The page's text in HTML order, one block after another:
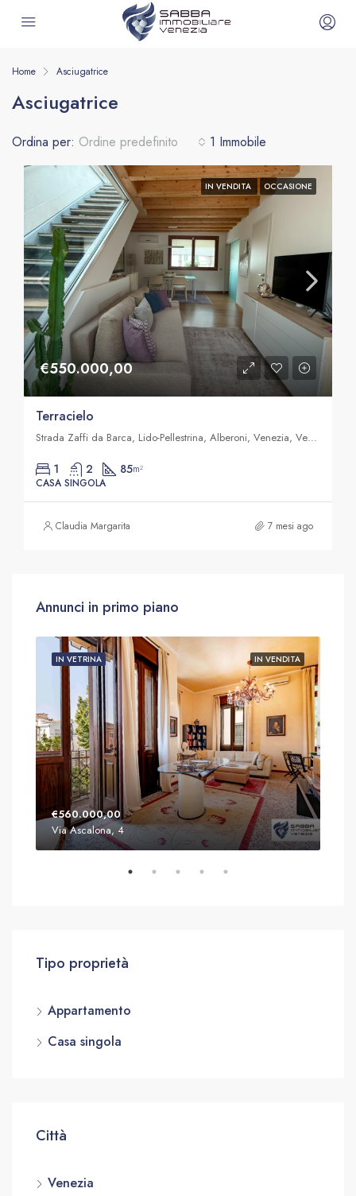
Home Asciugatrice
Asciugatrice
1 Immobile
Ordina per: Ordine predefinito
IN VENDITA OCCASIONE
€550.000,00
Terracielo
Strada Zaffi da Barca, Lido-Pellestrina, Alberoni, Venezia, Veneto, Italia
1 2 85m²
CASA SINGOLA
Claudia Margarita 7 mesi ago
Annunci in primo piano
IN VENDITA
IN VETRINA
€560.000,00
Via Ascalona, 4
Tipo proprietà
Appartamento
Casa singola
Città
Venezia